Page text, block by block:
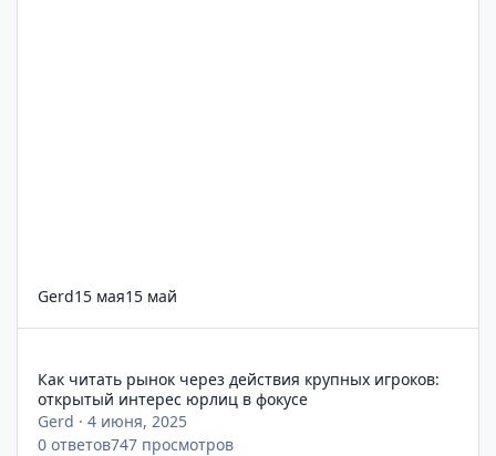
Gerd15 мая15 май
Как читать рынок через действия крупных игроков:
открытый интерес юрлиц в фокусе
Gerd ·4 июня, 2025
0 ответов747 просмотров